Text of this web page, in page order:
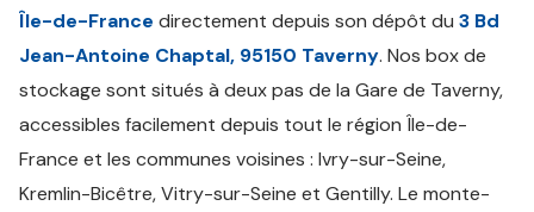
Île-de-France directement depuis son dépôt du 3 Bd
Jean-Antoine Chaptal, 95150 Taverny. Nos box de
stockage sont situés à deux pas de la Gare de Taverny,
accessibles facilement depuis tout le région Île-de-
France et les communes voisines : Ivry-sur-Seine,
Kremlin-Bicêtre, Vitry-sur-Seine et Gentilly. Le monte-